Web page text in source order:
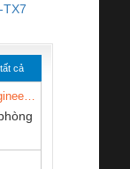
TX7
cả